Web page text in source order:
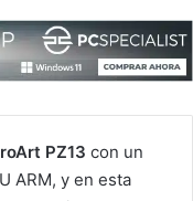
PZ13 con un
ARM, y en esta